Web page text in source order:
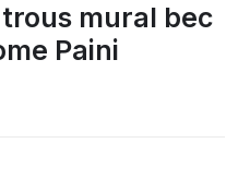
mural bec
Paini